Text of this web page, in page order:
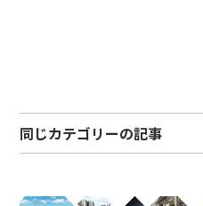
同じカテゴリーの記事